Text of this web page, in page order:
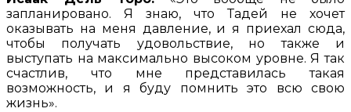
запланировано. Я знаю, что Тадей не хочет
оказывать на меня давление, и я приехал сюда,
чтобы получать удовольствие, но также и
выступать на максимально высоком уровне. Я так
счастлив, что мне представилась такая
возможность, и я буду помнить это всю свою
жизнь».